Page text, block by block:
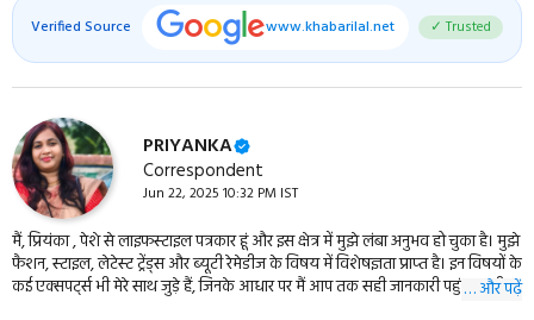
Verified Source www.khabarilal.net ✓ Trusted
PRIYANKA
Correspondent
Jun 22, 2025 10:32 PM IST
मैं, प्रियंका , पेशे से लाइफस्‍टाइल पत्रकार हूं और इस क्षेत्र में मुझे लंबा अनुभव हो चुका है। मुझे
फैशन, स्‍टाइल, लेटेस्‍ट ट्रेंड्स और ब्‍यूटी रेमेडीज के विषय में विशेषज्ञता प्राप्‍त है। इन विषयों के
कई एक्‍सपर्ट्स भी मेरे साथ जुड़े हैं, जिनके आधार पर मैं आप तक सही जानकारी पहुंचा पाती हूं।
… और पढ़ें